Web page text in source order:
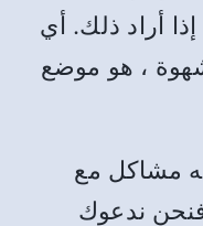
إذا أراد ذلك. أي
، هو موضع
مشاكل مع
ندعوك